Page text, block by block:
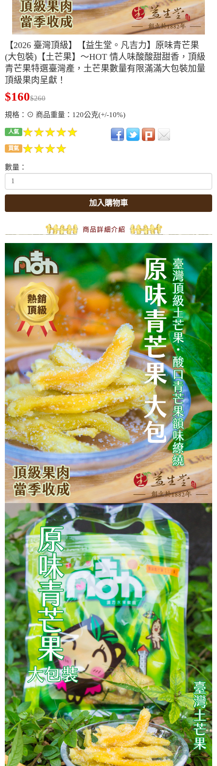
【2026 臺灣頂級】【益生堂。凡吉力】原味青芒果
(大包裝)【土芒果】～HOT 情人味酸酸甜甜香，頂級
青芒果特選臺灣產，土芒果數量有限滿滿大包裝加量
頂級果肉呈獻！
$160$260
規格：⊙ 商品重量：120公克(+/-10%)
人氣
買氣
數量：
加入購物車